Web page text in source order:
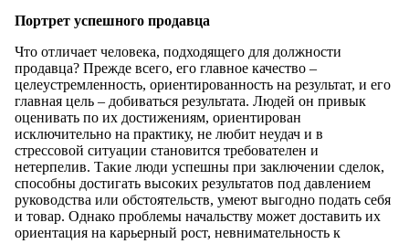
Портрет успешного продавца
Что отличает человека, подходящего для должности
продавца? Прежде всего, его главное качество –
целеустремленность, ориентированность на результат, и его
главная цель – добиваться результата. Людей он привык
оценивать по их достижениям, ориентирован
исключительно на практику, не любит неудач и в
стрессовой ситуации становится требователен и
нетерпелив. Такие люди успешны при заключении сделок,
способны достигать высоких результатов под давлением
руководства или обстоятельств, умеют выгодно подать себя
и товар. Однако проблемы начальству может доставить их
ориентация на карьерный рост, невнимательность к